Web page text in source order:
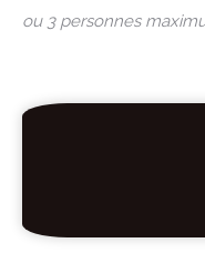
ou 3 personnes